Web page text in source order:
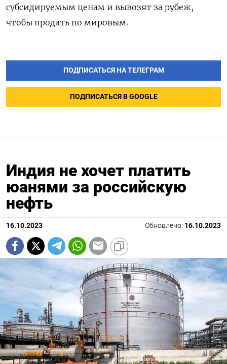
субсидируемым ценам и вывозят за рубеж,
чтобы продать по мировым.
ПОДПИСАТЬСЯ НА ТЕЛЕГРАМ
ПОДПИСАТЬСЯ В GOOGLE
Индия не хочет платить
юанями за российскую
нефть
16.10.2023 Обновлено: 16.10.2023